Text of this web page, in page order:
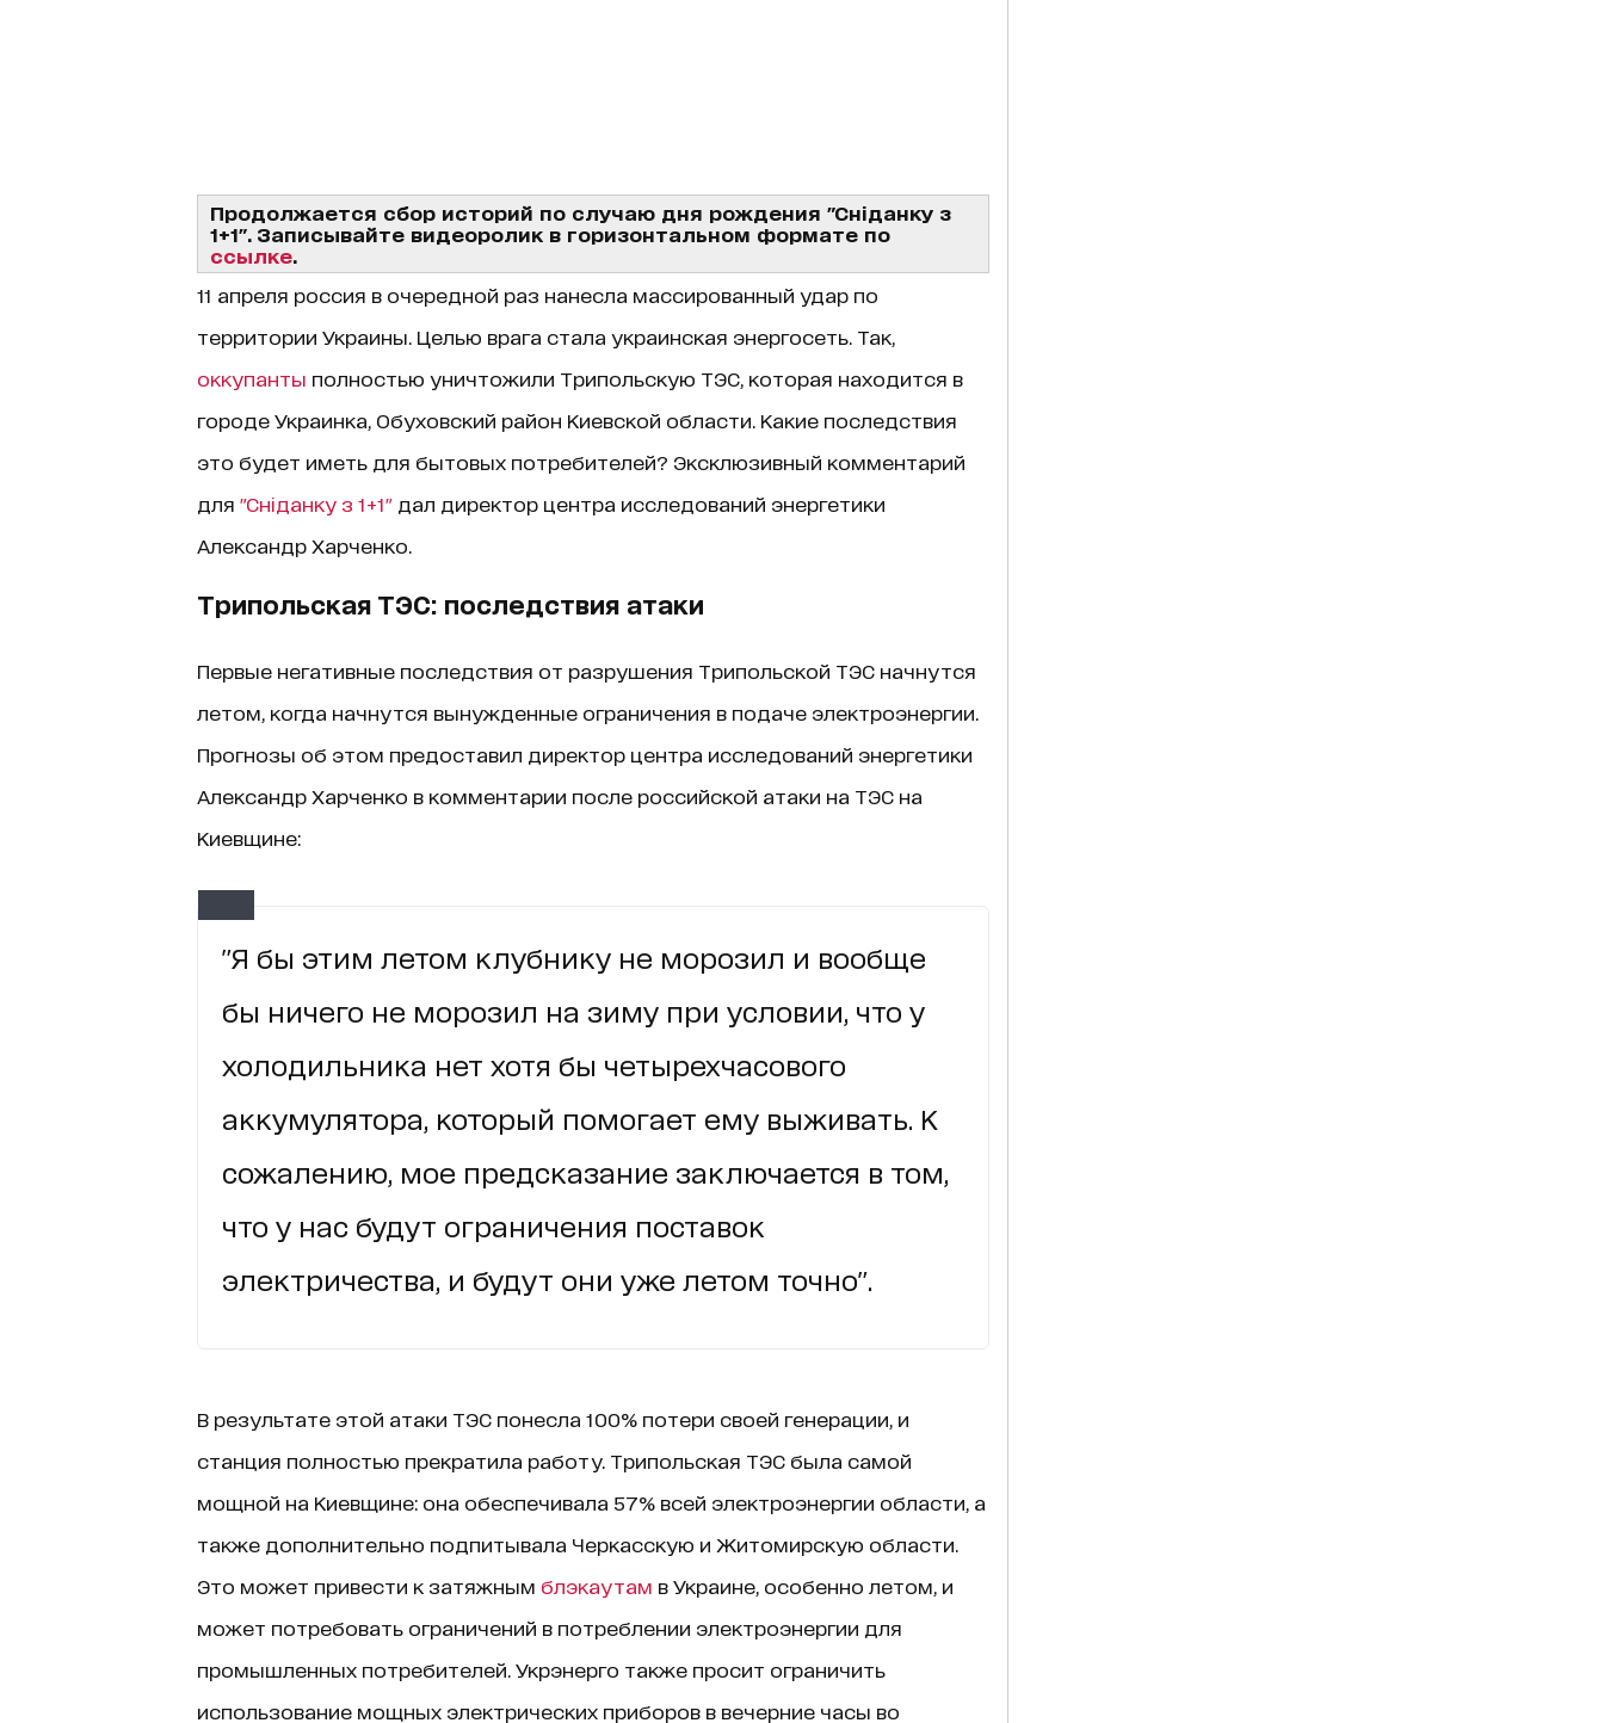
Продолжается сбор историй по случаю дня рождения "Сніданку з
1+1". Записывайте видеоролик в горизонтальном формате по
ссылке.
11 апреля россия в очередной раз нанесла массированный удар по
территории Украины. Целью врага стала украинская энергосеть. Так,
оккупанты полностью уничтожили Трипольскую ТЭС, которая находится в
городе Украинка, Обуховский район Киевской области. Какие последствия
это будет иметь для бытовых потребителей? Эксклюзивный комментарий
для "Сніданку з 1+1"дал директор центра исследований энергетики
Александр Харченко.
Трипольская ТЭС: последствия атаки
Первые негативные последствия от разрушения Трипольской ТЭС начнутся
летом, когда начнутся вынужденные ограничения в подаче электроэнергии.
Прогнозы об этом предоставил директор центра исследований энергетики
Александр Харченко в комментарии после российской атаки на ТЭС на
Киевщине:
"Я бы этим летом клубнику не морозил и вообще
бы ничего не морозил на зиму при условии, что у
холодильника нет хотя бы четырехчасового
аккумулятора, который помогает ему выживать. К
сожалению, мое предсказание заключается в том,
что у нас будут ограничения поставок
электричества, и будут они уже летом точно".
В результате этой атаки ТЭС понесла 100% потери своей генерации, и
станция полностью прекратила работу. Трипольская ТЭС была самой
мощной на Киевщине: она обеспечивала 57% всей электроэнергии области, а
также дополнительно подпитывала Черкасскую и Житомирскую области.
Это может привести к затяжным блэкаутам в Украине, особенно летом, и
может потребовать ограничений в потреблении электроэнергии для
промышленных потребителей. Укрэнерго также просит ограничить
использование мощных электрических приборов в вечерние часы во